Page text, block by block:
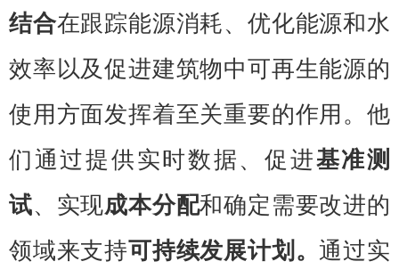
结合在跟踪能源消耗、优化能源和水
效率以及促进建筑物中可再生能源的
使用方面发挥着至关重要的作用。他
们通过提供实时数据、促进基准测
试、实现成本分配和确定需要改进的
领域来支持可持续发展计划。 通过实